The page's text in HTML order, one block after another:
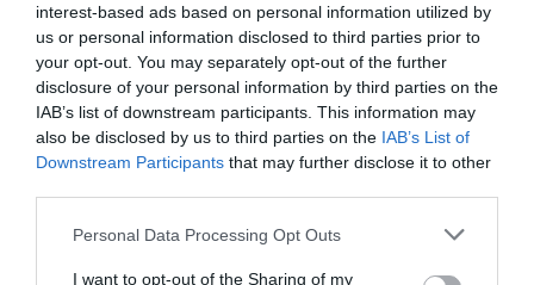
interest-based ads based on personal information utilized by
us or personal information disclosed to third parties prior to
your opt-out. You may separately opt-out of the further
disclosure of your personal information by third parties on the
IAB’s list of downstream participants. This information may
also be disclosed by us to third parties on the IAB’s List of
Downstream Participants that may further disclose it to other
Please note that this website/app uses one or more Google
not limited to your visit or usage behaviour. You may click to
Personal Data Processing Opt Outs
I want to opt-out of the Sharing of my
Kihívót kap a McLaren Senna